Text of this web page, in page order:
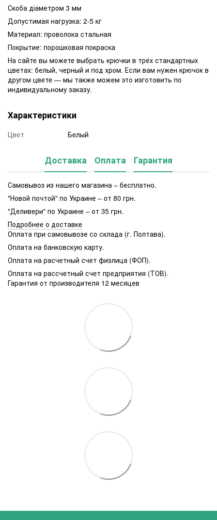
Скоба діаметром 3 мм
Допустимая нагрузка: 2-5 кг
Материал: проволока стальная
Покрытие: порошковая покраска
На сайте вы можете выбрать крючки в трёх стандартных
цветах: белый, черный и под хром. Если вам нужен крючок в
другом цвете — мы также можем это изготовить по
индивидуальному заказу.
Характеристики
Цвет Белый
Доставка Оплата Гарантия
Самовывоз из нашего магазина – бесплатно.
"Новой почтой" по Украине – от 80 грн.
"Деливери" по Украине – от 35 грн.
Подробнее о доставке
Оплата при самовывозе со склада (г. Полтава).
Оплата на банковскую карту.
Оплата на расчетный счет физлица (ФОП).
Оплата на рассчетный счет предприятия (ТОВ).
Гарантия от производителя 12 месяцев